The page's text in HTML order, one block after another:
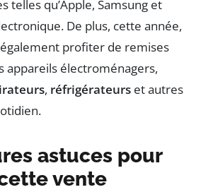
telles qu’Apple, Samsung et
De plus, cette année,
profiter de remises
appareils électroménagers,
, réfrigérateurs et autres
astuces pour
vente